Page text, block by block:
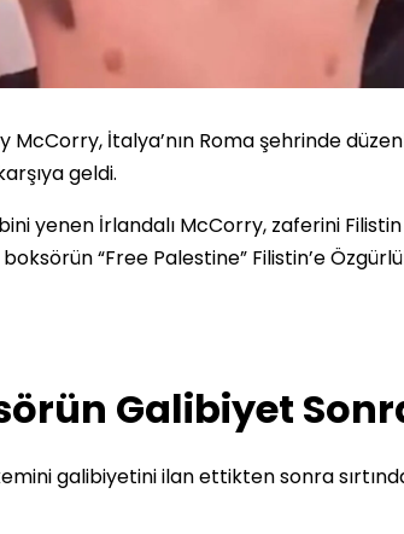
McCorry, İtalya’nın Roma şehrinde
geldi.
yenen İrlandalı McCorry, zaferini
“Free Palestine” Filistin’e
Galibiyet
galibiyetini ilan ettikten sonra